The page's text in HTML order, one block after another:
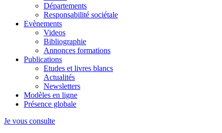
Départements
Responsabilité sociétale
Evènements
Videos
Bibliographie
Annonces formations
Publications
Etudes et livres blancs
Actualités
Newsletters
Modèles en ligne
Présence globale
Je vous consulte